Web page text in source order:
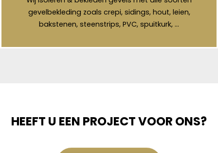
gevelbekleding zoals crepi, sidings, hout, leien,
bakstenen, steenstrips, PVC, spuitkurk, …
HEEFT U EEN PROJECT VOOR ONS?